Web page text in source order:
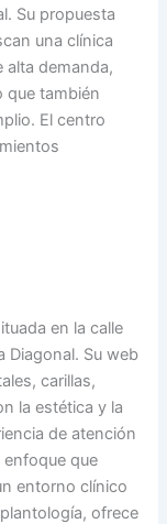
Su propuesta
una clínica
alta demanda,
que también
El centro
en la calle
Diagonal. Su web
carillas,
la estética y la
de atención
que
entorno clínico
ofrece